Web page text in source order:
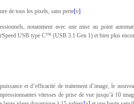
de tous les pixels, sans perte[v]
notamment avec une mise au point
USB type C™ (USB 3.1 Gen 1) et bien plus
et d’efficacité de traitement d’image, le
vitesses de prise de vue jusqu’à 10